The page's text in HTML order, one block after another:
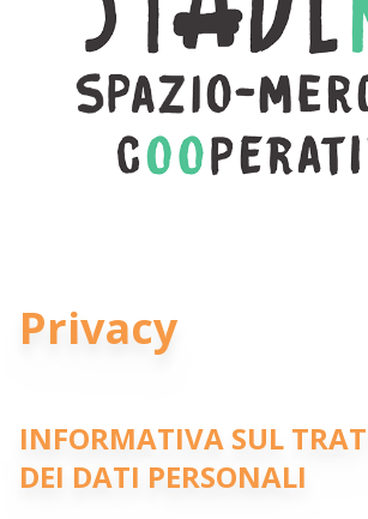
Privacy
INFORMATIVA SUL
DEI DATI PERSONALI